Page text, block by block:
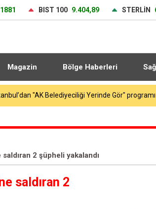
BIST 100 9.404,89 STERLİN
Magazin Bölge Haberleri
Menekşe Deresi’nde batık tekneler
2 şüpheli yakalandı
saldıran 2